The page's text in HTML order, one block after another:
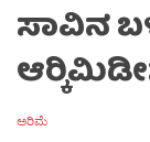
ಸಾವಿನ
ಅರಿಮೆ